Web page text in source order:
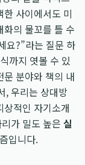
사이에서도 미
의 물꼬를 틀 수
요?”라는 질문 하
까지 엿볼 수 있
분야와 책의 내
, 우리는 상대방
적인 자기소개
가 밀도 높은 실
입니다.